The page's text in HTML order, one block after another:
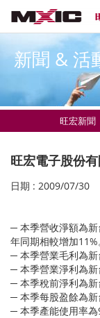
新聞 & 活
旺宏新聞
旺宏電子股份
日期 : 2009/07/30
​​​─ 本季營收淨額為
年同期相較增加11%
─ 本季營業毛利為新
─ 本季營業淨利為新
─ 本季稅前淨利為新
─ 本季每股盈餘為新
─ 本季產能使用率為